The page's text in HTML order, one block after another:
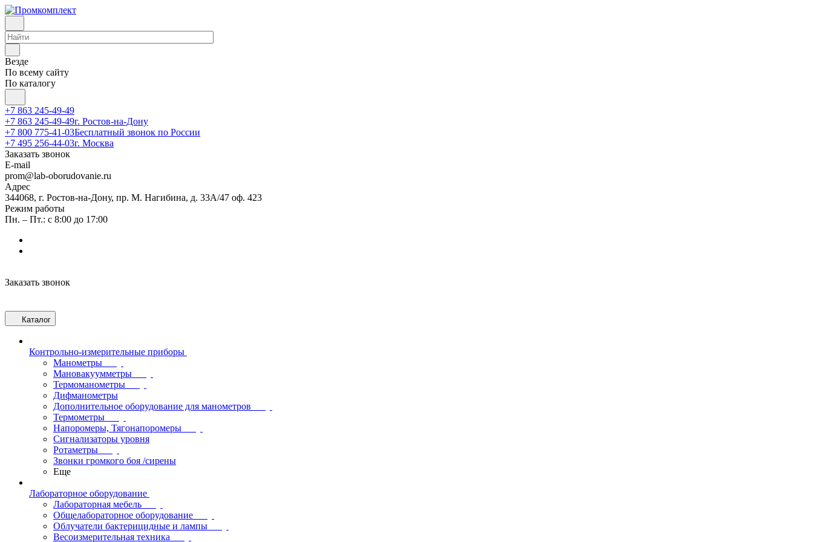
Везде
По всему сайту
По каталогу
+7 863 245-49-49
+7 863 245-49-49г. Ростов-на-Дону
+7 800 775-41-03Бесплатный звонок по России
+7 495 256-44-03г. Москва
Заказать звонок
E-mail
prom@lab-oborudovanie.ru
Адрес
344068, г. Ростов-на-Дону, пр. М. Нагибина, д. 33А/47 оф. 423
Режим работы
Пн. – Пт.: с 8:00 до 17:00
Заказать звонок
Каталог
Контрольно-измерительные приборы
Манометры
Мановакуумметры
Термоманометры
Дифманометры
Дополнительное оборудование для манометров
Термометры
Напоромеры, Тягонапоромеры
Сигнализаторы уровня
Ротаметры
Звонки громкого боя /сирены
Еще
Лабораторное оборудование
Лабораторная мебель
Общелабораторное оборудование
Облучатели бактерицидные и лампы
Весоизмерительная техника